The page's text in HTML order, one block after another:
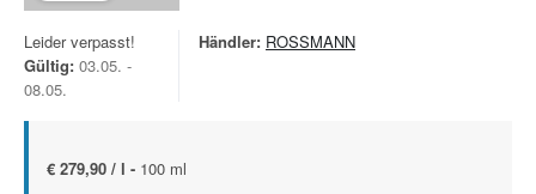
Leider verpasst!
Gültig: 03.05. -
08.05.
Händler: ROSSMANN
€ 279,90 / l - 100 ml